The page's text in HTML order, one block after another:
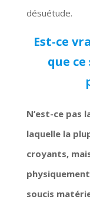
désuétude.
Est-ce
que
N’est-ce pas
laquelle la
croyants,
physiquement
soucis